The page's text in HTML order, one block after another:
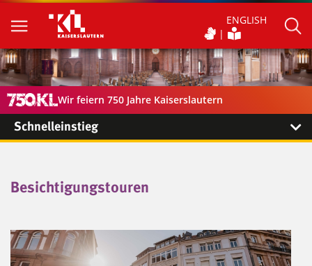
ENGLISH
Wir feiern 750 Jahre Kaiserslautern
Schnelleinstieg
Besichtigungstouren